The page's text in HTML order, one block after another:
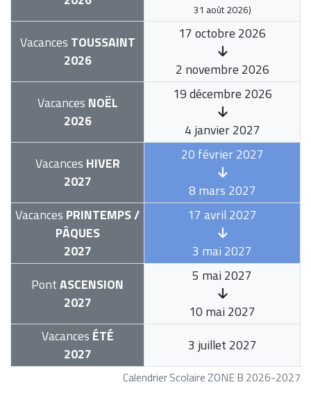
Calendrier Scolaire ZONE B 2026-2027
31 août 2026)
Vacances TOUSSAINT
2026
17 octobre 2026
2 novembre 2026
Vacances NOËL
2026
19 décembre 2026
4 janvier 2027
Vacances HIVER
2027
20 février 2027
8 mars 2027
Vacances PRINTEMPS /
PÂQUES
2027
17 avril 2027
3 mai 2027
PontASCENSION
2027
5 mai 2027
10 mai 2027
Vacances ÉTÉ
2027
3 juillet 2027